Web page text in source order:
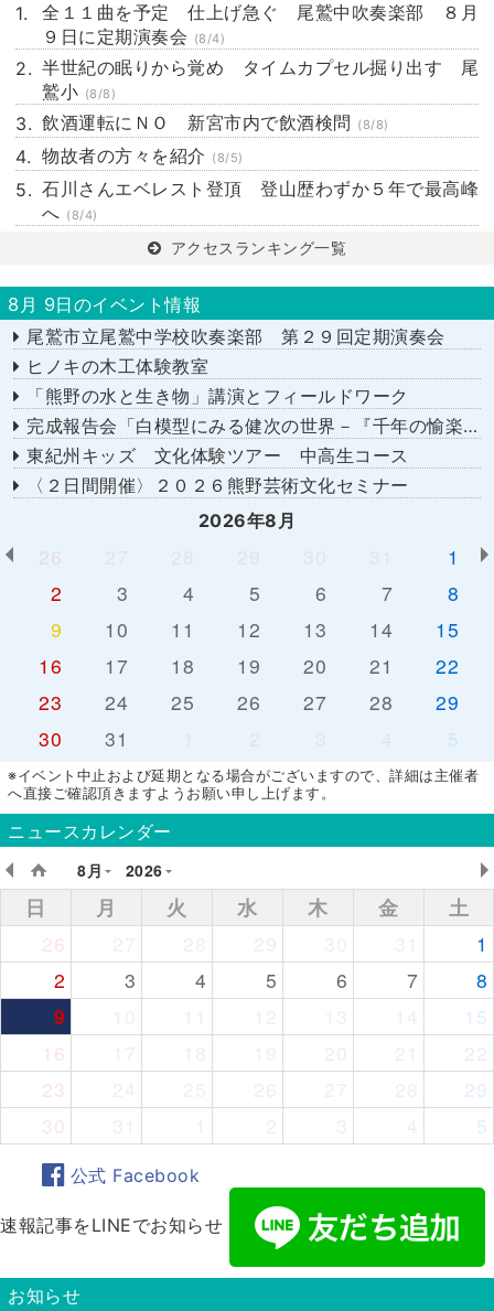
全１１曲を予定 仕上げ急ぐ 尾鷲中吹奏楽部 ８月
９日に定期演奏会 (8/4)
半世紀の眠りから覚め タイムカプセル掘り出す 尾
鷲小 (8/8)
飲酒運転にＮＯ 新宮市内で飲酒検問 (8/8)
物故者の方々を紹介 (8/5)
石川さんエベレスト登頂 登山歴わずか５年で最高峰
へ (8/4)
アクセスランキング一覧
8月 9日のイベント情報
尾鷲市立尾鷲中学校吹奏楽部 第２９回定期演奏会
ヒノキの木工体験教室
「熊野の水と生き物」講演とフィールドワーク
完成報告会「白模型にみる健次の世界－『千年の愉楽』『奇蹟』より－」
東紀州キッズ 文化体験ツアー 中高生コース
〈２日間開催〉２０２６熊野芸術文化セミナー
2026年8月
26
1
2
3 4 5 6 7
8
9
10 11 12 13 14
15
16
17 18 19 20 21
22
23
24 25 26 27 28
29
30
31 5
※イベント中止および延期となる場合がございますので、詳細は主催者
へ直接ご確認頂きますようお願い申し上げます。
ニュースカレンダー
8月
2026
日 月 火 水 木 金
土
26
1
2
3 4 5 6 7
8
9
15
16
22
23
29
30
5
公式 Facebook
速報記事をLINEでお知らせ
お知らせ